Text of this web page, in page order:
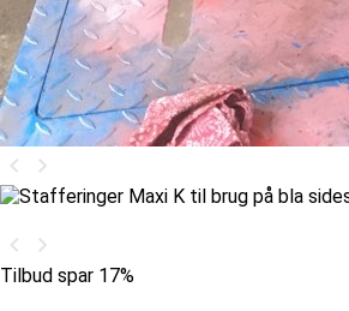
Tilbud spar 17%